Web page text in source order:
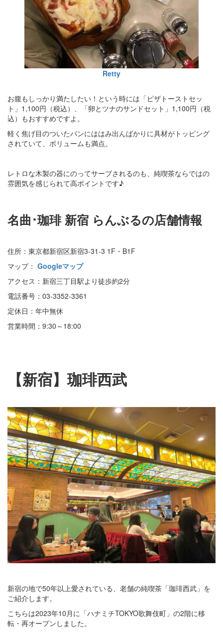
Retty
お腹もしっかり満たしたい！という時には「ピザトーストセッ
ト」1,100円（税込）、「卵とツナのサンドセット」1,100円（税
込）もおすすめですよ。
軽く焦げ目のついたパンにははみ出んばかりに具材がトッピング
されていて、ボリュームも満点。
レトロな木製の器にのってサーブされるのも、純喫茶ならではの
雰囲気を感じられて高ポイントです♪
名曲･珈琲 新宿 らんぶるの店舗情報
住所：東京都新宿区新宿3-31-3 1F・B1F
マップ： Googleマップ
アクセス：新宿三丁目駅より徒歩約2分
電話番号：03-3352-3361
定休日：年中無休
営業時間：9:30～18:00
【新宿】珈琲西武
新宿の地で50年以上愛されている、老舗の純喫茶「珈琲西武」を
ご紹介します。
こちらは2023年10月に「ハナミチTOKYO歌舞伎町」の2階に移
転・再オープンしました。